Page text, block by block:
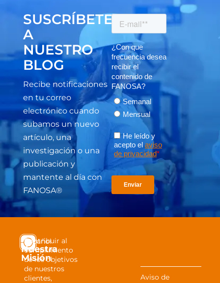
SUSCRÍBETE
A
NUESTRO
BLOG
Recibe notificaciones
en tu correo
electrónico cuando
subamos un nuevo
artículo, una
investigación o una
publicación y
mantente al día con
FANOSA®
Español
Nuestra
Misión
Contribuir al
cumplimiento
de los objetivos
de nuestros
clientes,
Aviso de